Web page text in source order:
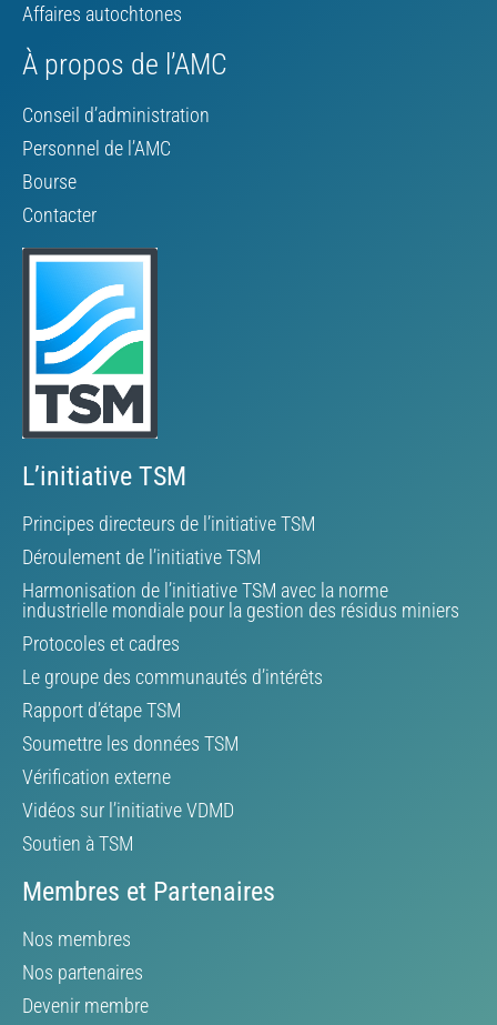
Affaires autochtones
À propos de l’AMC
Conseil d’administration
Personnel de l’AMC
Bourse
Contacter
L’initiative TSM
Principes directeurs de l’initiative TSM
Déroulement de l’initiative TSM
Harmonisation de l’initiative TSM avec la norme
industrielle mondiale pour la gestion des résidus miniers
Protocoles et cadres
Le groupe des communautés d’intérêts
Rapport d’étape TSM
Soumettre les données TSM
Vérification externe
Vidéos sur l’initiative VDMD
Soutien à TSM
Membres et Partenaires
Nos membres
Nos partenaires
Devenir membre